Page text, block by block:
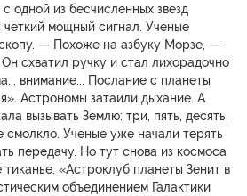
одной из бесчисленных звезд
мощный сигнал. Ученые
— Похоже на азбуку Морзе, —
схватил ручку и стал лихорадочно
внимание... Послание с планеты
Астрономы затаили дыхание. А
вызывать Землю: три, пять, десять,
смолкло. Ученые уже начали терять
передачу. Но тут снова из космоса
«Астроклуб планеты Зенит в
объединением Галактики